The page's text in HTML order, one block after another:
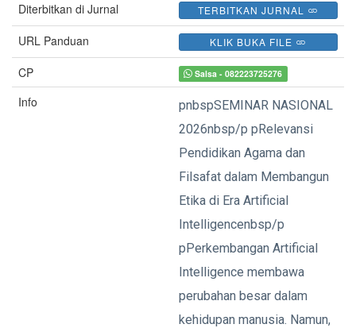
Diterbitkan di Jurnal
TERBITKAN JURNAL
URL Panduan KLIK BUKA FILE
CP Salsa - 082223725276
Info
pnbspSEMINAR NASIONAL
2026nbsp/p pRelevansi
Pendidikan Agama dan
Filsafat dalam Membangun
Etika di Era Artificial
Intelligencenbsp/p
pPerkembangan Artificial
Intelligence membawa
perubahan besar dalam
kehidupan manusia. Namun,